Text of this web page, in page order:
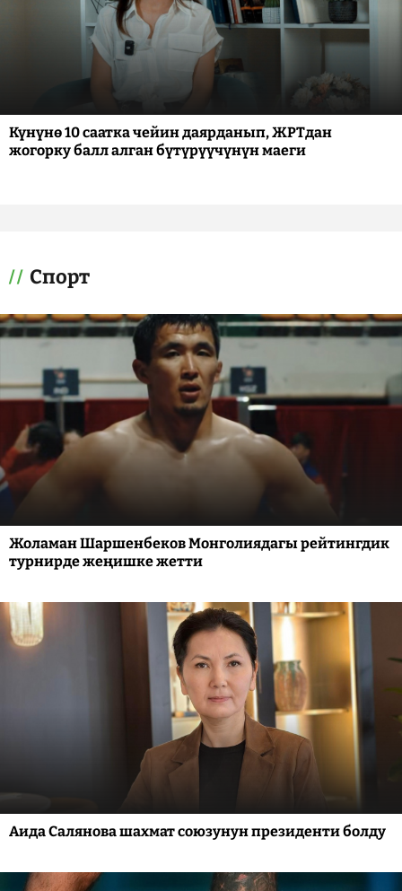
Күнүнө 10 саатка чейин даярданып, ЖРТдан
жогорку балл алган бүтүрүүчүнүн маеги
Спорт
Жоламан Шаршенбеков Монголиядагы рейтингдик
турнирде жеңишке жетти
Аида Салянова шахмат союзунун президенти болду